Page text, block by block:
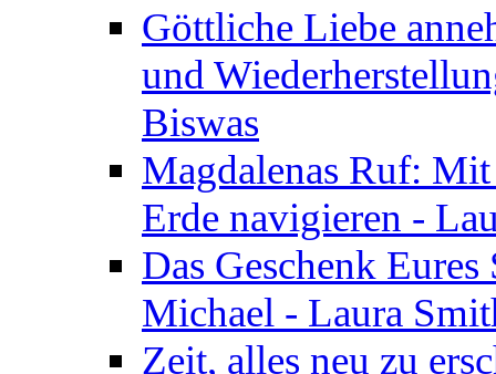
Göttliche Liebe
und
Biswas
Magdalenas Ruf:
Erde navigieren -
Das Geschenk
Michael - Laura
Zeit, alles neu zu